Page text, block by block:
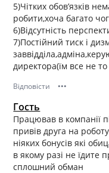
5)Чітких обов’язків
робити,хоча багато
6)Відсутність
7)Постійний тиск і
директора(їм все не то
Відповісти •••
Гость
Працював в компанії
привів друга на
ніяких бонусів які
в якому разі не
сплошний обман